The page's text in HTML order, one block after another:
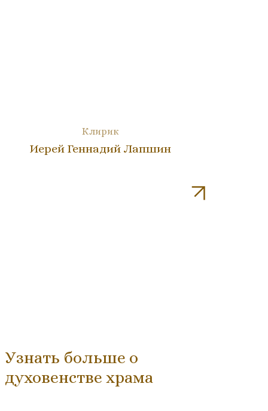
Клирик
Иерей Геннадий Лапшин
Узнать больше о
духовенстве храма